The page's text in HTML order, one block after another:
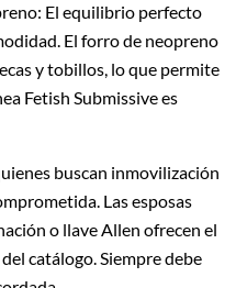
El equilibrio perfecto
El forro de neopreno
y tobillos, lo que permite
Fetish Submissive es
buscan inmovilización
Las esposas
o llave Allen ofrecen el
catálogo. Siempre debe